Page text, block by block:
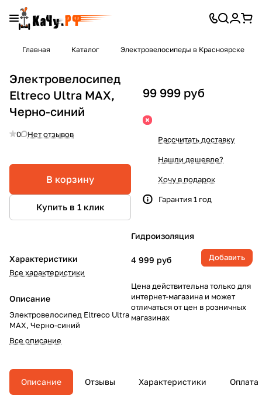
Главная Каталог Электровелосипеды в Красноярске
Электровелосипед
Eltreco Ultra MAX,
Черно-синий
0 Нет отзывов
В корзину
Купить в 1 клик
Характеристики
Все характеристики
Описание
Электровелосипед Eltreco Ultra
MAX, Черно-синий
Все описание
99 999 руб
Рассчитать доставку
Нашли дешевле?
Хочу в подарок
Гарантия 1 год
Гидроизоляция
4 999 руб Добавить
Цена действительна только для
интернет-магазина и может
отличаться от цен в розничных
магазинах
Описание Отзывы Характеристики Оплата